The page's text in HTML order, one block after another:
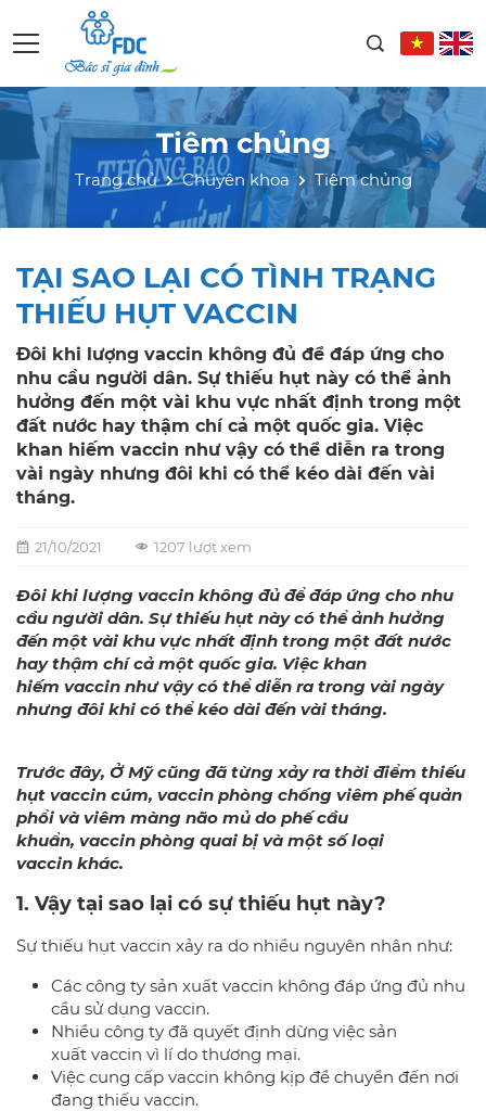
Tiêm chủng
Trang chủ Chuyên khoa Tiêm chủng
TẠI SAO LẠI CÓ TÌNH TRẠNG
THIẾU HỤT VACCIN
Đôi khi lượng vaccin không đủ để đáp ứng cho
nhu cầu người dân. Sự thiếu hụt này có thể ảnh
hưởng đến một vài khu vực nhất định trong một
đất nước hay thậm chí cả một quốc gia. Việc
khan hiếm vaccin như vậy có thể diễn ra trong
vài ngày nhưng đôi khi có thể kéo dài đến vài
tháng.
21/10/2021 1207 lượt xem
Đôi khi lượng vaccin không đủ để đáp ứng cho nhu
cầu người dân. Sự thiếu hụt này có thể ảnh hưởng
đến một vài khu vực nhất định trong một đất nước
hay thậm chí cả một quốc gia. Việc khan
hiếm vaccin như vậy có thể diễn ra trong vài ngày
nhưng đôi khi có thể kéo dài đến vài tháng.
Trước đây, Ở Mỹ cũng đã từng xảy ra thời điểm thiếu
hụt vaccin cúm, vaccin phòng chống viêm phế quản
phổi và viêm màng não mủ do phế cầu
khuẩn, vaccin phòng quai bị và một số loại
vaccin khác.
1. Vậy tại sao lại có sự thiếu hụt này?
Sự thiếu hụt vaccin xảy ra do nhiều nguyên nhân như:
Các công ty sản xuất vaccin không đáp ứng đủ nhu
cầu sử dụng vaccin.
Nhiều công ty đã quyết định dừng việc sản
xuất vaccin vì lí do thương mại.
Việc cung cấp vaccin không kịp để chuyển đến nơi
đang thiếu vaccin.